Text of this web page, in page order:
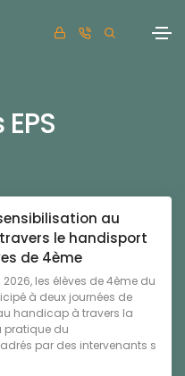
au
le handisport
de 4ème
2026, les élèves de 4ème du
à deux journées de
handicap à travers la
pratique du
par des intervenants s